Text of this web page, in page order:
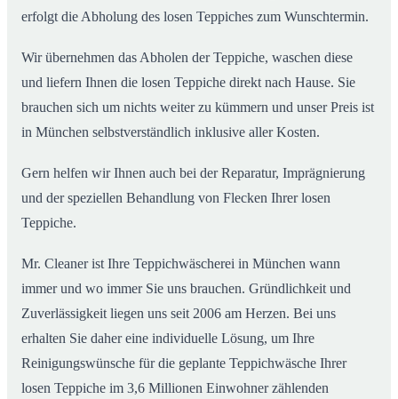
erfolgt die Abholung des losen Teppiches zum Wunschtermin.
Wir übernehmen das Abholen der Teppiche, waschen diese
und liefern Ihnen die losen Teppiche direkt nach Hause. Sie
brauchen sich um nichts weiter zu kümmern und unser Preis ist
in München selbstverständlich inklusive aller Kosten.
Gern helfen wir Ihnen auch bei der Reparatur, Imprägnierung
und der speziellen Behandlung von Flecken Ihrer losen
Teppiche.
Mr. Cleaner ist Ihre Teppichwäscherei in München wann
immer und wo immer Sie uns brauchen. Gründlichkeit und
Zuverlässigkeit liegen uns seit 2006 am Herzen. Bei uns
erhalten Sie daher eine individuelle Lösung, um Ihre
Reinigungswünsche für die geplante Teppichwäsche Ihrer
losen Teppiche im 3,6 Millionen Einwohner zählenden